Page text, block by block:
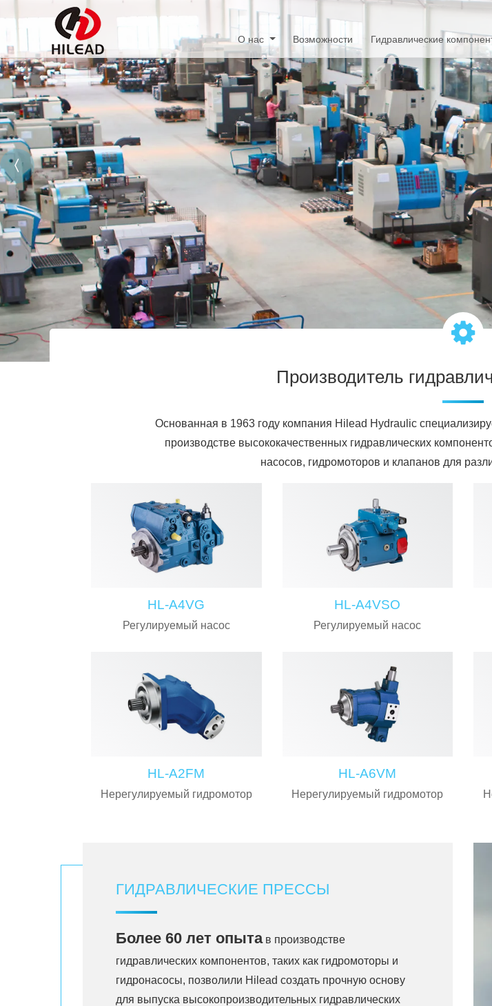
О нас Возможности Гидравлические
Узнать
Производитель
Основанная в 1963 году компания Hilead Hydraulic
производстве высококачественных гидравлических
насосов, гидромоторов и клапанов для
HL-A4VG
Регулируемый насос
HL-A4VSO
Регулируемый насос
HL-A2FM
Нерегулируемый гидромотор
HL-A6VM
Нерегулируемый гидромотор
ГИДРАВЛИЧЕСКИЕ ПРЕССЫ
Более 60 лет опытав производстве
гидравлических компонентов, таких как гидромоторы и
гидронасосы, позволили Hilead создать прочную основу
для выпуска высокопроизводительных гидравлических